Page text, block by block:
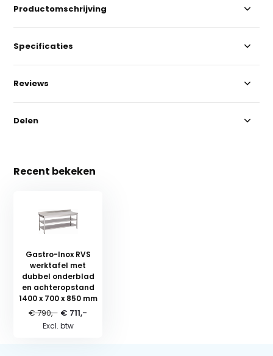
Productomschrijving
Specificaties
Reviews
Delen
Recent bekeken
Gastro-Inox RVS
werktafel met
dubbel onderblad
en achteropstand
1400 x 700 x 850 mm
€ 790,- € 711,-
Excl. btw